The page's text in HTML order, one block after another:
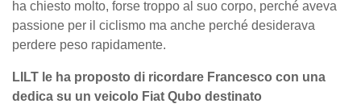
ha chiesto molto, forse troppo al suo corpo, perché aveva
passione per il ciclismo ma anche perché desiderava
perdere peso rapidamente.
LILT le ha proposto di ricordare Francesco con una
dedica su un veicolo Fiat Qubo destinato